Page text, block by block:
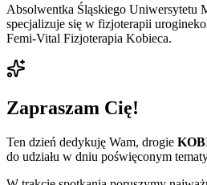
Absolwentka Śląskiego Uniwersytetu
specjalizuje się w fizjoterapii
Femi-Vital Fizjoterapia Kobieca.
Zapraszam Cię!
Ten dzień dedykuję Wam, drogie
do udziału w dniu poświęconym